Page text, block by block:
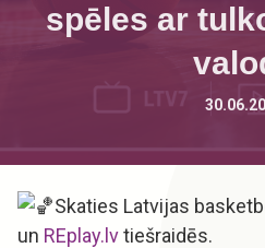
spēles ar
Skaties Latvijas
un REplay.lvtiešraidēs.